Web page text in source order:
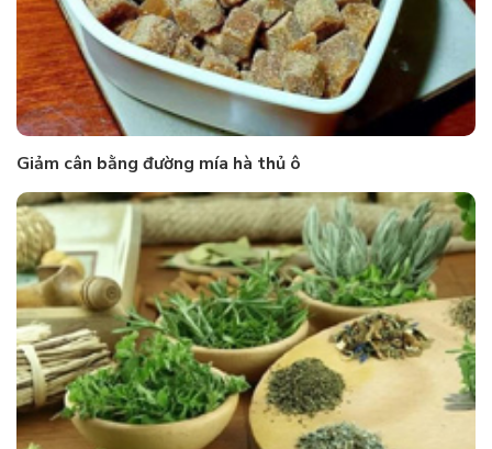
Giảm cân bằng đường mía hà thủ ô